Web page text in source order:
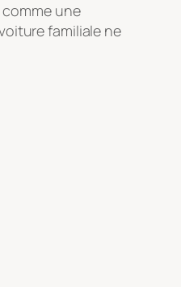
une
familiale ne